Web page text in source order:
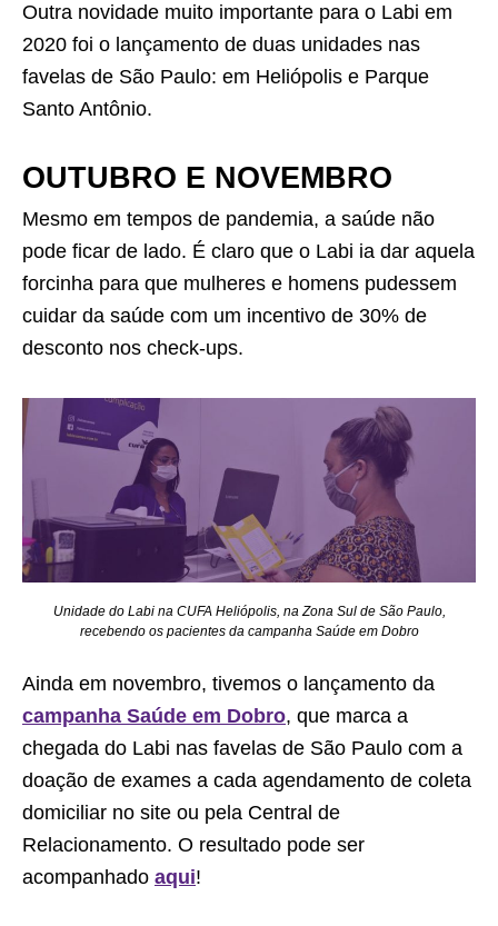
Outra novidade muito importante para o Labi em
2020 foi o lançamento de duas unidades nas
favelas de São Paulo: em Heliópolis e Parque
Santo Antônio.
OUTUBRO E NOVEMBRO
Mesmo em tempos de pandemia, a saúde não
pode ficar de lado. É claro que o Labi ia dar aquela
forcinha para que mulheres e homens pudessem
cuidar da saúde com um incentivo de 30% de
desconto nos check-ups.
Unidade do Labi na CUFA Heliópolis, na Zona Sul de São Paulo,
recebendo os pacientes da campanha Saúde em Dobro
Ainda em novembro, tivemos o lançamento da
campanha Saúde em Dobro, que marca a
chegada do Labi nas favelas de São Paulo com a
doação de exames a cada agendamento de coleta
domiciliar no site ou pela Central de
Relacionamento. O resultado pode ser
acompanhado aqui!